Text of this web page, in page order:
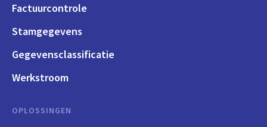
Factuurcontrole
Stamgegevens
Gegevensclassificatie
Werkstroom
OPLOSSINGEN